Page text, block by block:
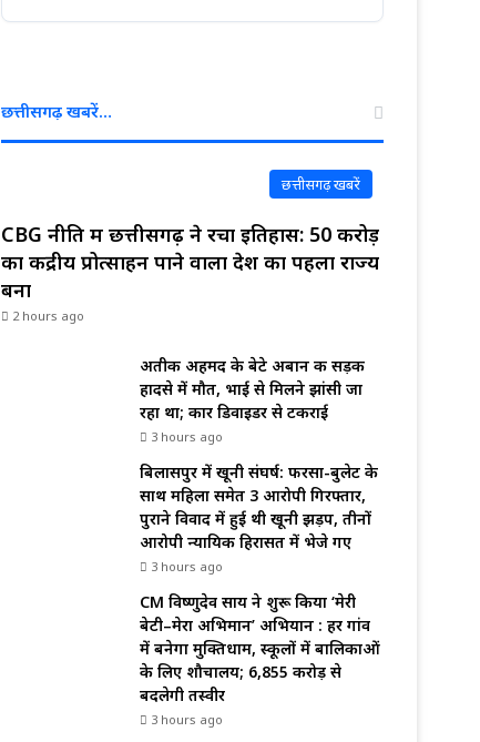
छत्तीसगढ़ खबरें…
छत्तीसगढ़ खबरें
CBG नीति में छत्तीसगढ़ ने रचा इतिहास: ₹50 करोड़
का केंद्रीय प्रोत्साहन पाने वाला देश का पहला राज्य
बना
2 hours ago
अतीक अहमद के बेटे अबान की सड़क
हादसे में मौत, भाई से मिलने झांसी जा
रहा था; कार डिवाइडर से टकराई
3 hours ago
बिलासपुर में खूनी संघर्ष: फरसा-बुलेट के
साथ महिला समेत 3 आरोपी गिरफ्तार,
पुराने विवाद में हुई थी खूनी झड़प, तीनों
आरोपी न्यायिक हिरासत में भेजे गए
3 hours ago
CM विष्णुदेव साय ने शुरू किया ‘मेरी
बेटी–मेरा अभिमान’ अभियान : हर गांव
में बनेगा मुक्तिधाम, स्कूलों में बालिकाओं
के लिए शौचालय; 6,855 करोड़ से
बदलेगी तस्वीर
3 hours ago